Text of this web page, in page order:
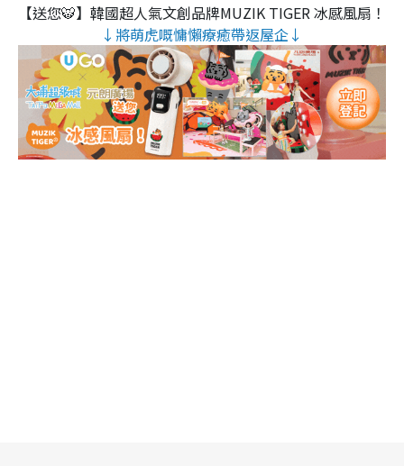
【送您🐯】韓國超人氣文創品牌MUZIK TIGER 冰感風扇！
↓將萌虎嘅慵懶療癒帶返屋企↓